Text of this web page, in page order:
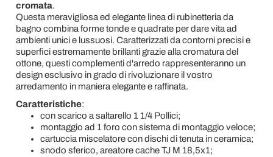
cromata.
Questa meravigliosa ed elegante linea di rubinetteria da
bagno combina forme tonde e quadrate per dare vita ad
ambienti unici e lussuosi. Caratterizzati da contorni precisi e
superfici estremamente brillanti grazie alla cromatura del
ottone, questi complementi d'arredo rappresenteranno un
design esclusivo in grado di rivoluzionare il vostro
arredamento in maniera elegante e raffinata.
Caratteristiche:
con scarico a saltarello 1 1/4 Pollici;
montaggio ad 1 foro con sistema di montaggio veloce;
cartuccia miscelatore con dischi di tenuta in ceramica;
snodo sferico, areatore cache TJ M 18,5x1;